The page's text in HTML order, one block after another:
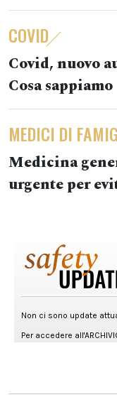
COVID
Covid, nuovo
Cosa sappiamo
MEDICI DI
Medicina
urgente per